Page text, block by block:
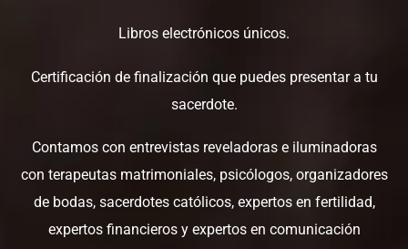
Libros electrónicos únicos.
Certificación de finalización que puedes presentar a tu
sacerdote.
Contamos con entrevistas reveladoras e iluminadoras
con terapeutas matrimoniales, psicólogos, organizadores
de bodas, sacerdotes católicos, expertos en fertilidad,
expertos financieros y expertos en comunicación